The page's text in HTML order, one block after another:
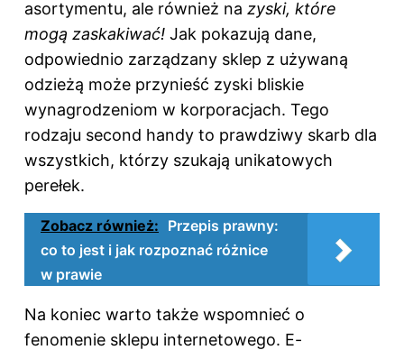
asortymentu, ale również na zyski, które
mogą zaskakiwać! Jak pokazują dane,
odpowiednio zarządzany sklep z używaną
odzieżą może przynieść zyski bliskie
wynagrodzeniom w korporacjach. Tego
rodzaju second handy to prawdziwy skarb dla
wszystkich, którzy szukają unikatowych
perełek.
Zobacz również: Przepis prawny:
co to jest i jak rozpoznać różnice
w prawie
Na koniec warto także wspomnieć o
fenomenie sklepu internetowego. E-